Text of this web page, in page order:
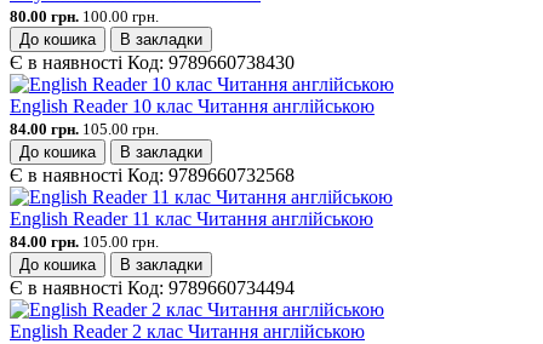
80.00 грн. 100.00 грн.
До кошика
В закладки
Є в наявності Код: 9789660738430
English Reader 10 клас Читання англійською
84.00 грн. 105.00 грн.
До кошика
В закладки
Є в наявності Код: 9789660732568
English Reader 11 клас Читання англійською
84.00 грн. 105.00 грн.
До кошика
В закладки
Є в наявності Код: 9789660734494
English Reader 2 клас Читання англійською